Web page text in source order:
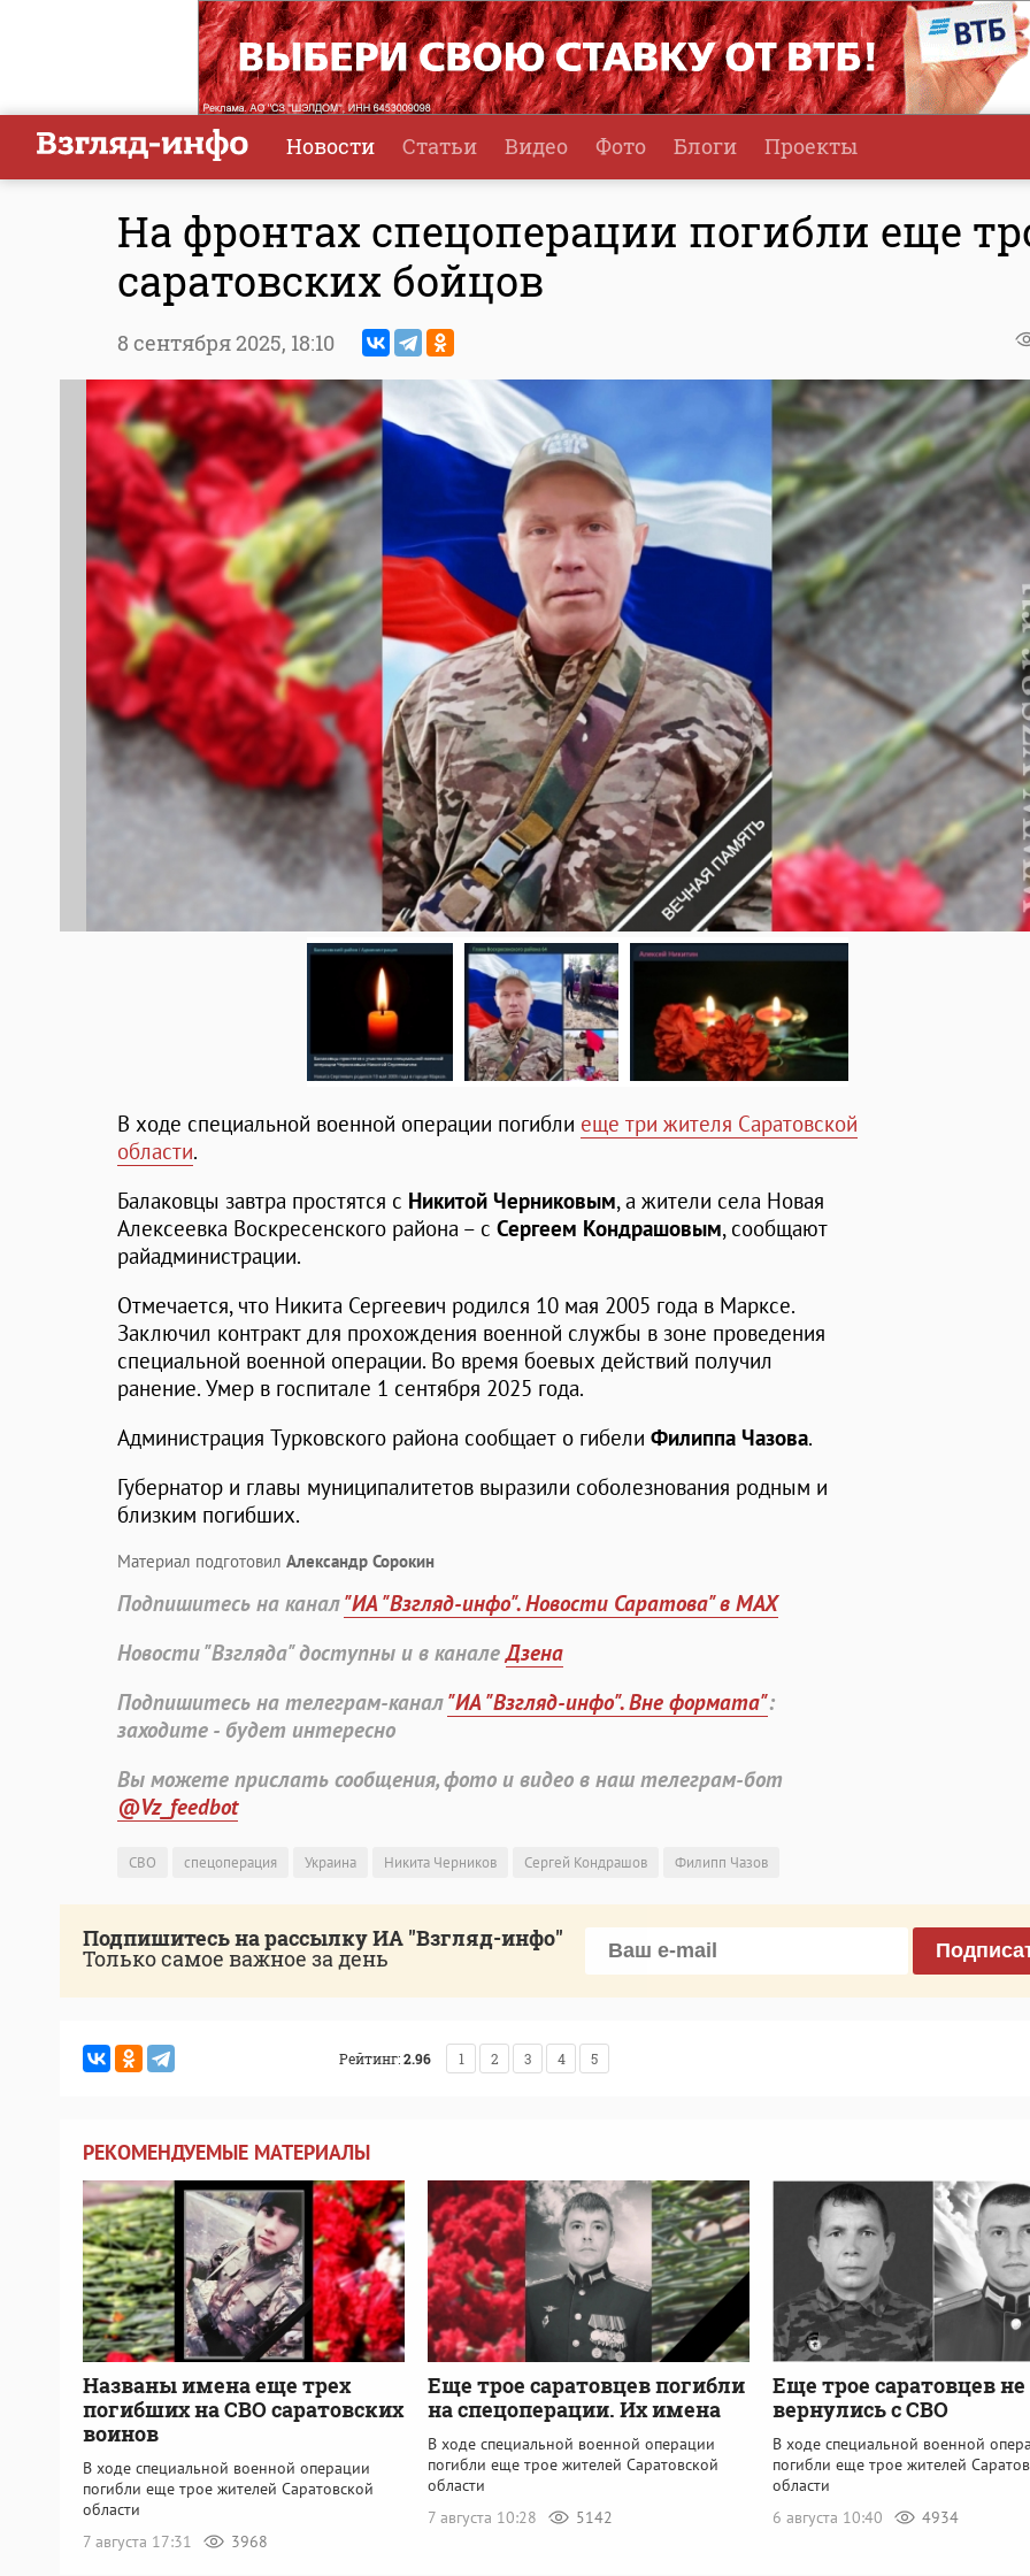
Новости Статьи Видео Фото Блоги Проекты
На фронтах спецоперации погибли еще
саратовских бойцов
8 сентября 2025, 18:10
В ходе специальной военной операции погибли еще три жителя Саратовской
области.
Балаковцы завтра простятся с Никитой Черниковым, а жители села Новая
Алексеевка Воскресенского района – с Сергеем Кондрашовым, сообщают
райадминистрации.
Отмечается, что Никита Сергеевич родился 10 мая 2005 года в Марксе.
Заключил контракт для прохождения военной службы в зоне проведения
специальной военной операции. Во время боевых действий получил
ранение. Умер в госпитале 1 сентября 2025 года.
Администрация Турковского района сообщает о гибели Филиппа Чазова.
Губернатор и главы муниципалитетов выразили соболезнования родным и
близким погибших.
Материал подготовил Александр Сорокин
Подпишитесь на канал"ИА "Взгляд-инфо". Новости Саратова" в MAX
Новости "Взгляда" доступны и в каналеДзена
Подпишитесь на телеграм-канал"ИА "Взгляд-инфо". Вне формата":
заходите - будет интересно
Вы можете прислать сообщения, фото и видео в наш телеграм-бот
@Vz_feedbot
СВО спецоперация Украина Никита Черников Сергей Кондрашов Филипп Чазов
Подпишитесь на рассылку ИА "Взгляд-инфо"
Только самое важное за день
Рейтинг:2.96 1 2 3 4 5
РЕКОМЕНДУЕМЫЕ МАТЕРИАЛЫ
Названы имена еще трех
погибших на СВО саратовских
воинов
В ходе специальной военной операции
погибли еще трое жителей Саратовской
области
7 августа 17:31
3968
Еще трое саратовцев погибли
на спецоперации. Их имена
В ходе специальной военной операции
погибли еще трое жителей Саратовской
области
7 августа 10:28
5142
Еще трое саратовцев не
вернулись с СВО
В ходе специальной военной
погибли еще трое жителей
области
6 августа 10:40
4934